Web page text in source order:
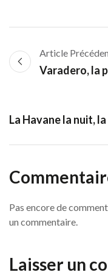
Article
Pas encore de
un commentaire.
Laisser un